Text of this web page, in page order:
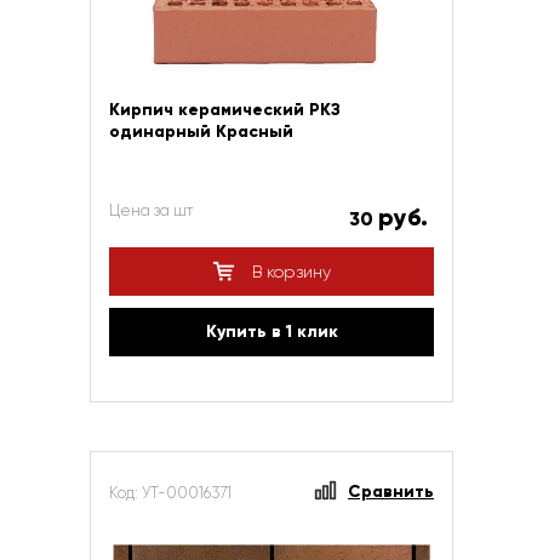
Кирпич керамический РКЗ
одинарный Красный
Цена за шт 30 руб.
В корзину
Купить в 1 клик
Код: УТ-00016371 Сравнить